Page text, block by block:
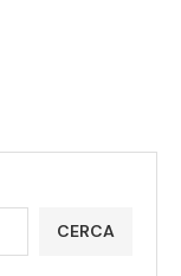
CERCA